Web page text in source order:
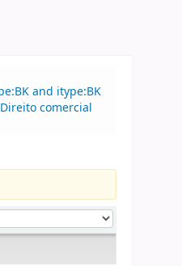
and itype:BK
comercial